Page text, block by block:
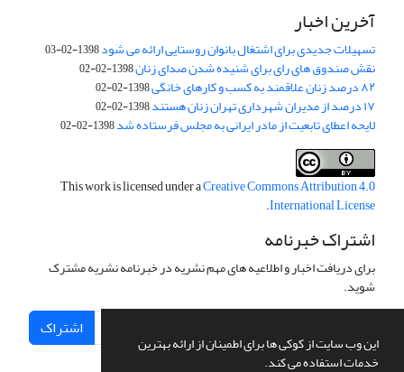
این وب سایت از کوکی ها برای اطمینان از ارائه بهترین
خدمات استفاده می کند.
آخرین اخبار
تسهیلات جدیدی برای اشتغال بانوان روستایی ارائه می شود1398-02-03
نقش صندوق های رای برای شنیده شدن صدای زنان1398-02-02
۸۲ درصد زنان علاقمند به کسب و کارهای خانگی 1398-02-02
۱۷ درصد از مدیران شهرداری تهران زنان هستند 1398-02-02
لایحه اعطای تابعیت از مادر ایرانی به مجلس فرستاده شد1398-02-02
This work is licensed under aCreative Commons Attribution 4.0
International License
.
اشتراک خبرنامه
برای دریافت اخبار و اطلاعیه های مهم نشریه در خبرنامه نشریه مشترک
شوید.
اشتراک